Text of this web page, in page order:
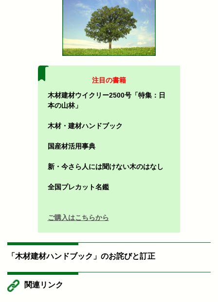
注目の書籍
木材建材ウイクリー2500号「特集：日
本の山林」
木材・建材ハンドブック
国産材活用事典
新・今さら人には聞けない木のはなし
全国プレカット名鑑
ご購入はこちらから
「木材建材ハンドブック」のお詫びと訂正
関連リンク